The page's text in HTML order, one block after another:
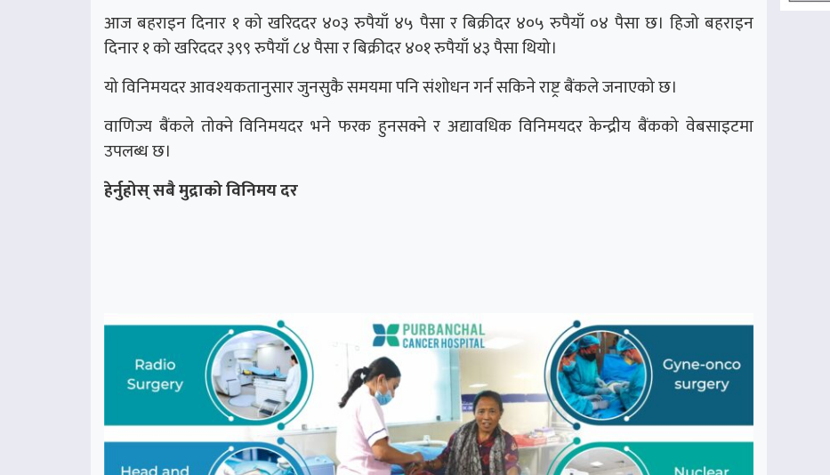
आज बहराइन दिनार १ को खरिददर ४०३ रुपैयाँ ४५ पैसा र बिक्रीदर ४०५ रुपैयाँ ०४ पैसा छ। हिजो बहराइन
दिनार १ को खरिददर ३९९ रुपैयाँ ८४ पैसा र बिक्रीदर ४०१ रुपैयाँ ४३ पैसा थियो।
यो विनिमयदर आवश्यकतानुसार जुनसुकै समयमा पनि संशोधन गर्न सकिने राष्ट्र बैंकले जनाएको छ।
वाणिज्य बैंकले तोक्ने विनिमयदर भने फरक हुनसक्ने र अद्यावधिक विनिमयदर केन्द्रीय बैंकको वेबसाइटमा
उपलब्ध छ।
हेर्नुहोस् सबै मुद्राको विनिमय दर